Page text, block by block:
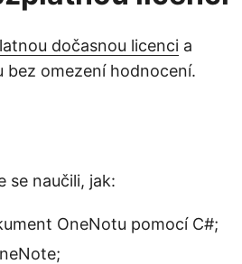
dočasnou licenci a
omezení hodnocení.
se naučili, jak:
OneNotu pomocí C#;